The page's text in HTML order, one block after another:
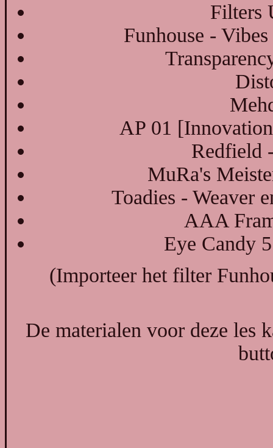
Filters
Funhouse -
AP 01
Redfield
MuRa's
Toadies - Weaver
AAA
Eye Candy
(Importeer het filter
De materialen voor deze les